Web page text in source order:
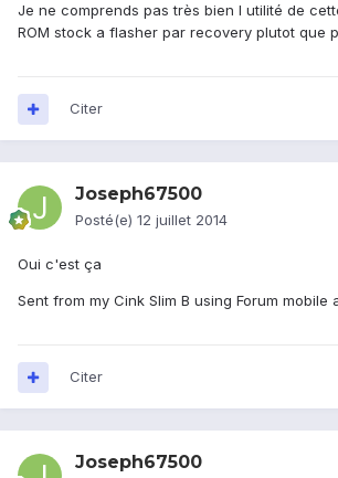
Je ne comprends pas très bien l utilité de
ROM stock a flasher par recovery plutot que
Citer
Joseph67500
Posté(e) 12 juillet 2014
Oui c'est ça
Sent from my Cink Slim B using Forum mobile
Citer
Joseph67500